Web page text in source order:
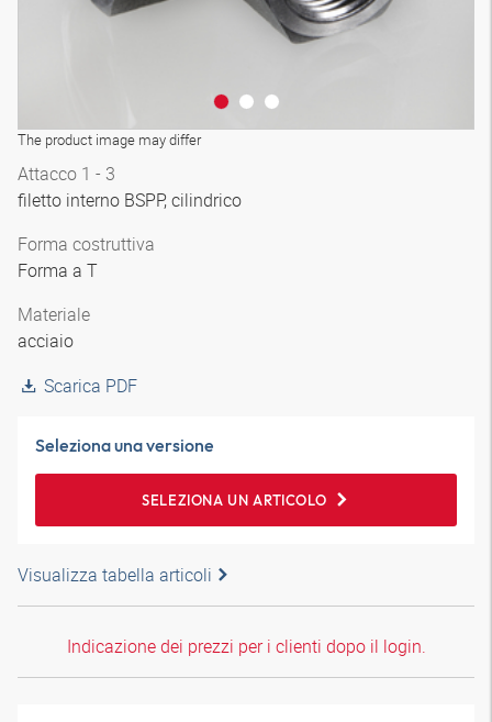
The product image may differ
Attacco 1 - 3
filetto interno BSPP, cilindrico
Forma costruttiva
Forma a T
Materiale
acciaio
Scarica PDF
Seleziona una versione
SELEZIONA UN ARTICOLO
Visualizza tabella articoli
Indicazione dei prezzi per i clienti dopo il login.